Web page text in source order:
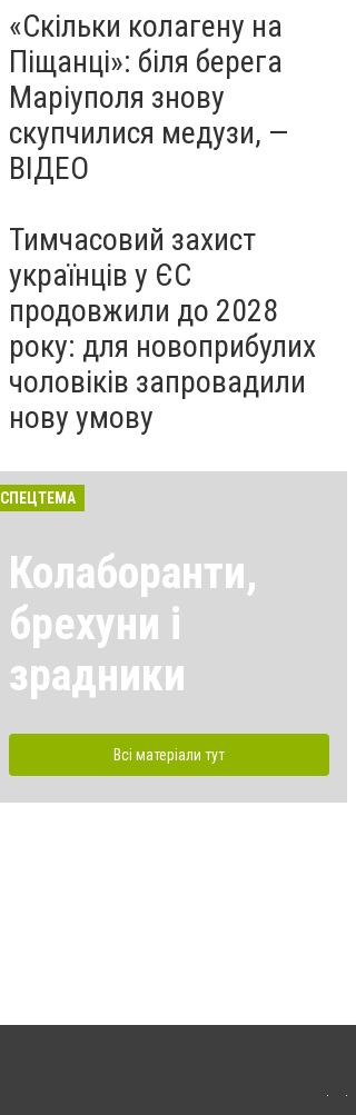
«Скільки колагену на
Піщанці»: біля берега
Маріуполя знову
скупчилися медузи, —
ВІДЕО
Тимчасовий захист
українців у ЄС
продовжили до 2028
року: для новоприбулих
чоловіків запровадили
нову умову
СПЕЦТЕМА
Колаборанти,
брехуни і
зрадники
Всі матеріали тут